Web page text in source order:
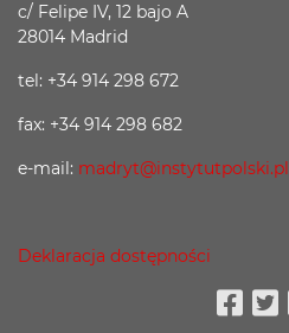
c/ Felipe IV, 12 bajo A
28014 Madrid
tel: +34 914 298 672
fax: +34 914 298 682
e-mail: madryt@instytutpolski.pl
Deklaracja dostępności